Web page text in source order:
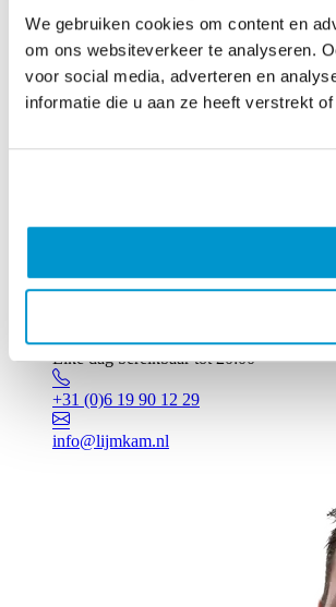
We gebruiken cookies om content en
om ons websiteverkeer te analyseren.
voor social media, adverteren en
informatie die u aan ze heeft verstrekt
Elke dag bereikbaar tot 20:00
+31 (0)6 19 90 12 29
info@lijmkam.nl